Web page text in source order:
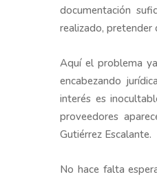
documentación
realizado, pretender
Aquí el problema
encabezando
interés es
proveedores
Gutiérrez Escalante.
No hace falta